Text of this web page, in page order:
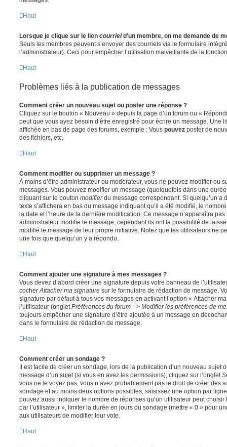
Haut
Lorsque je clique sur le lien courrield’un membre, on me demande de
Seuls les membres peuvent s’envoyer des courriels via le formulaire
l’administrateur). Ceci pour empêcher l’utilisation malveillante de la
Haut
Problèmes liés à la publication de messages
Comment créer un nouveau sujet ou poster une réponse ?
Cliquez sur le bouton « Nouveau » depuis la page d’un forum ou «
peut que vous ayez besoin d’être enregistré pour écrire un message. Une
affichée en bas de page des forums, exemple : Vous pouvez poster de
des fichiers, etc.
Haut
Comment modifier ou supprimer un message ?
À moins d’être administrateur ou modérateur, vous ne pouvez modifier ou
messages. Vous pouvez modifier un message (quelquefois dans une
cliquant sur le bouton modifierdu message correspondant. Si quelqu’un a
texte s’affichera en bas du message indiquant qu’il a été modifié, le
la date et l’heure de la dernière modification. Ce message n’apparaîtra
administrateur modifie le message, cependant ils ont la possibilité de
modifié le message de leur propre initiative. Notez que les utilisateurs ne
une fois que quelqu’un y a répondu.
Haut
Comment ajouter une signature à mes messages ?
Vous devez d’abord créer une signature depuis votre panneau de
cocher Attacher ma signature sur le formulaire de rédaction de message.
signature par défaut à tous vos messages en activant l’option « Attacher
l’utilisateur (onglet Préférences du forum --> Modifier les préférences de
toujours empêcher une signature d’être ajoutée à un message en
dans le formulaire de rédaction de message.
Haut
Comment créer un sondage ?
Il est facile de créer un sondage, lors de la publication d’un nouveau sujet
message d’un sujet (si vous en avez les permissions), cliquez sur l’onglet
vous ne le voyez pas, vous n’avez probablement pas le droit de créer des
sondage et au moins deux options possibles, saisissez une option par
pouvez aussi indiquer le nombre de réponses qu’un utilisateur peut
par l’utilisateur », limiter la durée en jours du sondage (mettre « 0 » pour
aux utilisateurs de modifier leur vote.
Haut